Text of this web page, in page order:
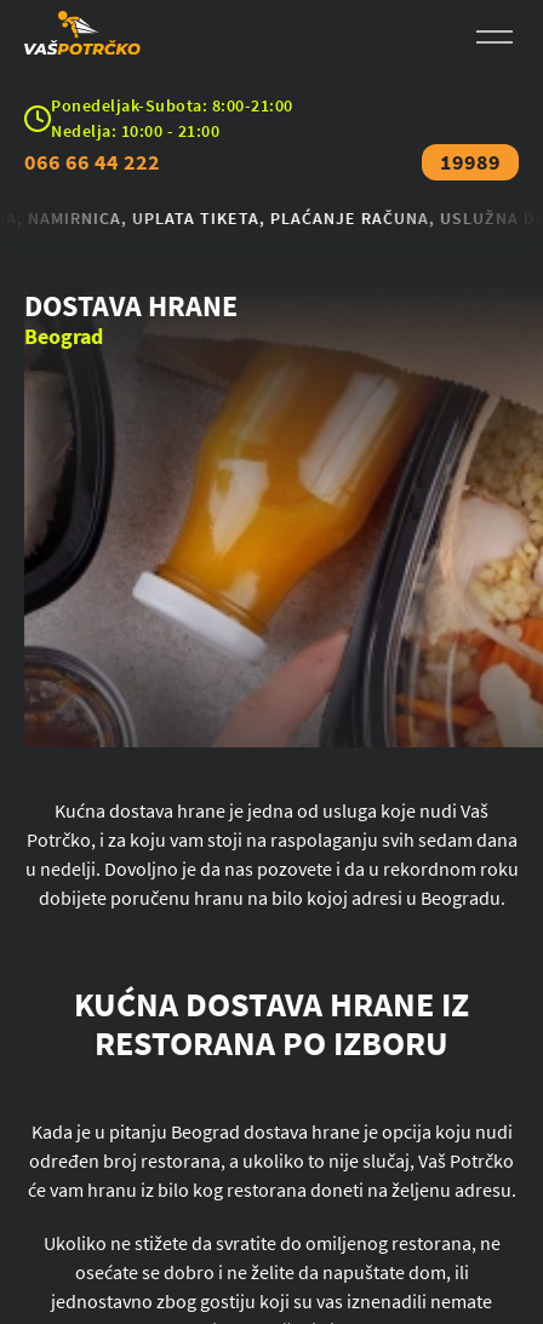
Ponedeljak-Subota: 8:00-21:00
Nedelja: 10:00 - 21:00
066 66 44 222 19989
UPLATA TIKETA, PLAĆANJE RAČUNA, USLUŽNA
DOSTAVA HRANE
Beograd
Kućna dostava hrane je jedna od usluga koje nudi Vaš
Potrčko, i za koju vam stoji na raspolaganju svih sedam dana
u nedelji. Dovoljno je da nas pozovete i da u rekordnom roku
dobijete poručenu hranu na bilo kojoj adresi u Beogradu.
KUĆNA DOSTAVA HRANE IZ
RESTORANA PO IZBORU
Kada je u pitanju Beograd dostava hrane je opcija koju nudi
određen broj restorana, a ukoliko to nije slučaj, Vaš Potrčko
će vam hranu iz bilo kog restorana doneti na željenu adresu.
Ukoliko ne stižete da svratite do omiljenog restorana, ne
osećate se dobro i ne želite da napuštate dom, ili
jednostavno zbog gostiju koji su vas iznenadili nemate